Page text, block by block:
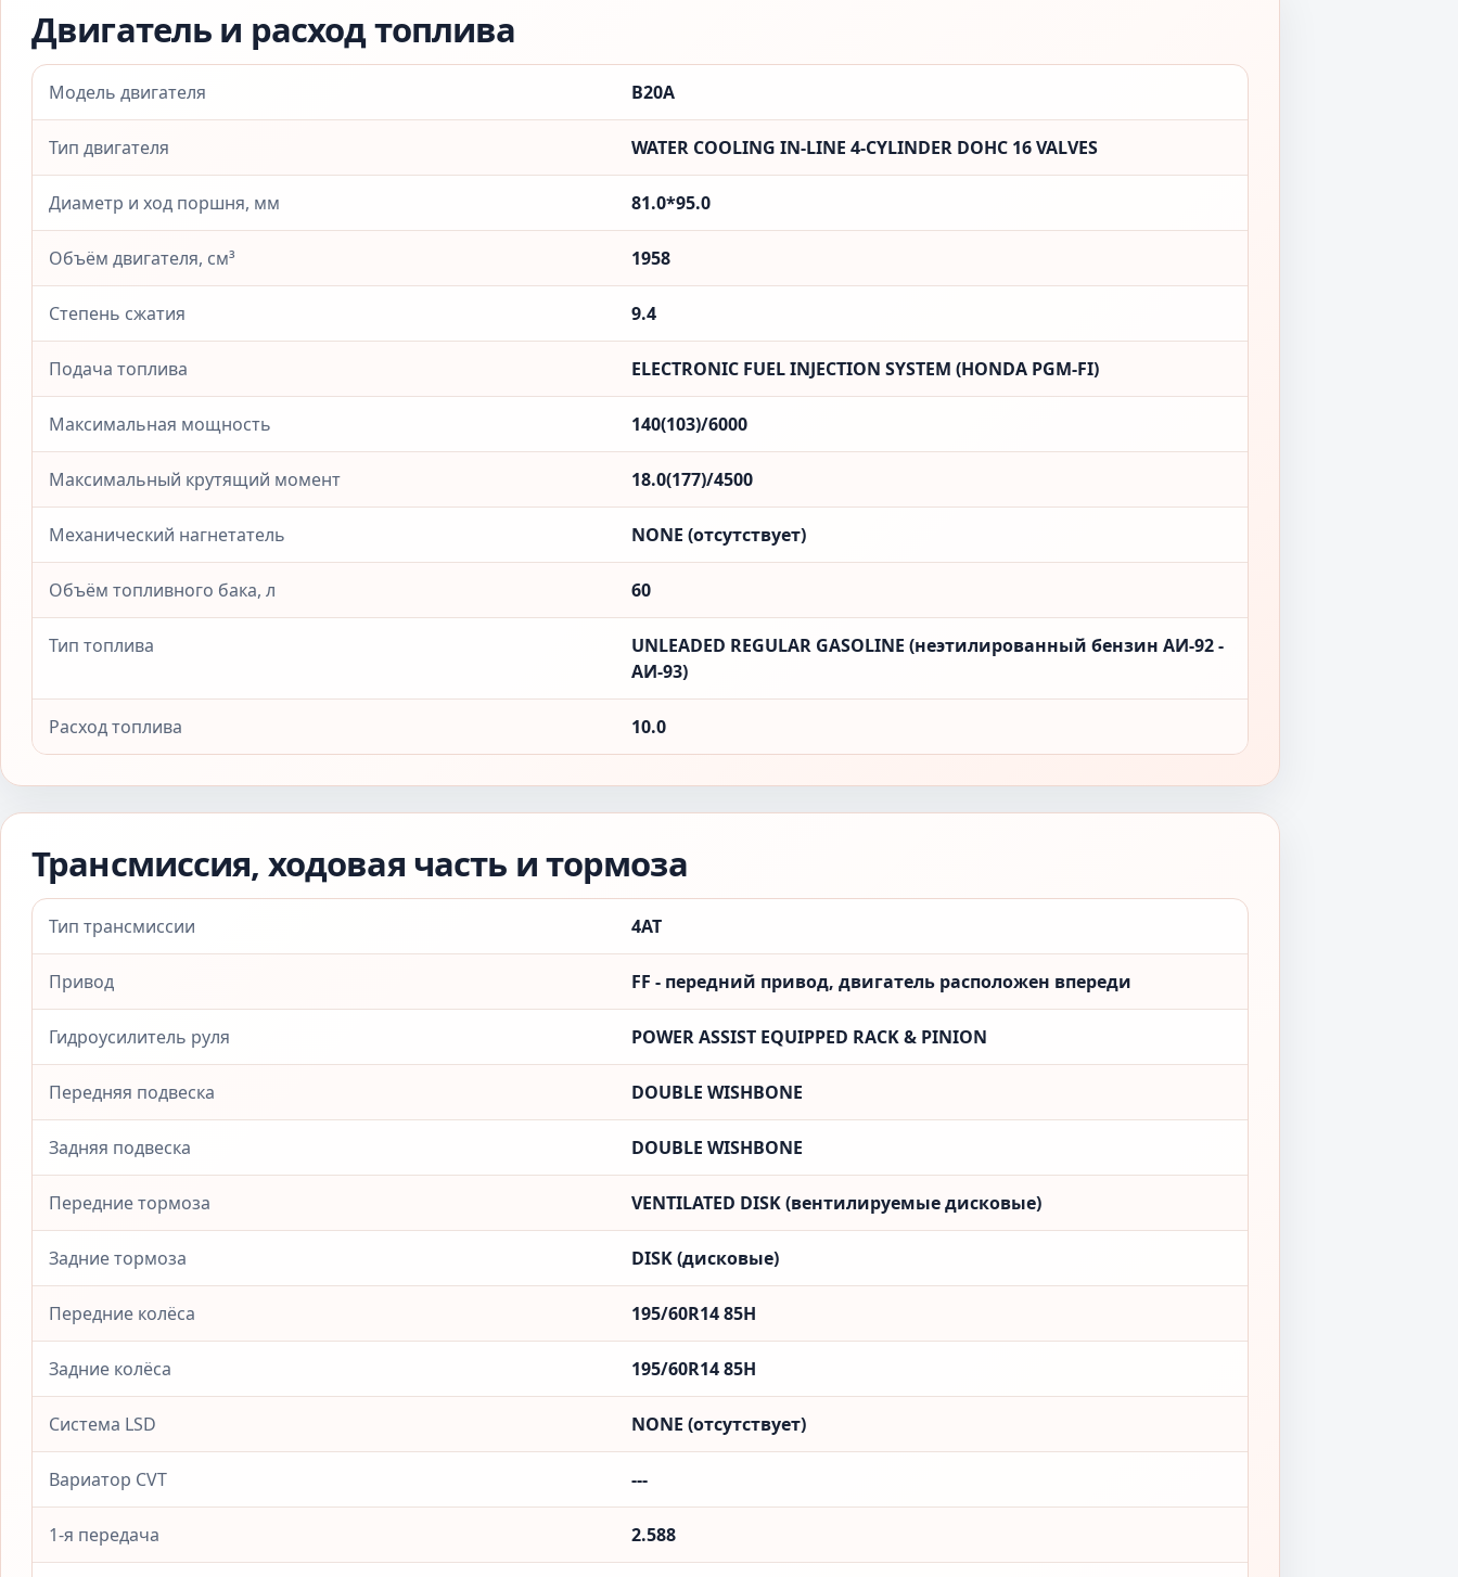
Двигатель и расход топлива
Модель двигателя B20A
Тип двигателя WATER COOLING IN-LINE 4-CYLINDER DOHC 16 VALVES
Диаметр и ход поршня, мм 81.0*95.0
Объём двигателя, см³ 1958
Степень сжатия 9.4
Подача топлива ELECTRONIC FUEL INJECTION SYSTEM (HONDA PGM-FI)
Максимальная мощность 140(103)/6000
Максимальный крутящий момент 18.0(177)/4500
Механический нагнетатель NONE (отсутствует)
Объём топливного бака, л 60
Тип топлива
UNLEADED REGULAR GASOLINE (неэтилированный бензин АИ-92 -
АИ-93)
Расход топлива 10.0
Трансмиссия, ходовая часть и тормоза
Тип трансмиссии 4AT
Привод FF - передний привод, двигатель расположен впереди
Гидроусилитель руля POWER ASSIST EQUIPPED RACK & PINION
Передняя подвеска DOUBLE WISHBONE
Задняя подвеска DOUBLE WISHBONE
Передние тормоза VENTILATED DISK (вентилируемые дисковые)
Задние тормоза DISK (дисковые)
Передние колёса 195/60R14 85H
Задние колёса 195/60R14 85H
Система LSD NONE (отсутствует)
Вариатор CVT ---
1-я передача 2.588